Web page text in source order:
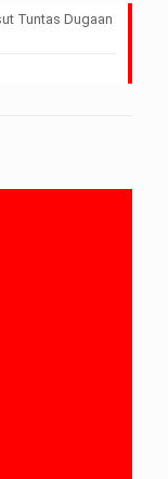
Tuntas Dugaan